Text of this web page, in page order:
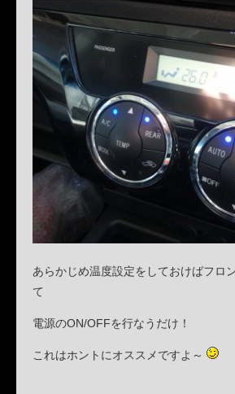
あらかじめ温度設定をしておけばフロ
て
電源のON/OFFを行なうだけ！
これはホントにオススメですよ～